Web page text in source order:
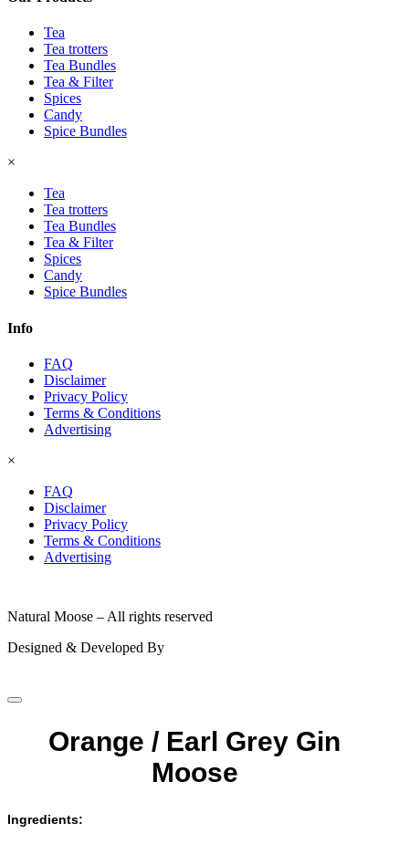
Tea
Tea trotters
Tea Bundles
Tea & Filter
Spices
Candy
Spice Bundles
×
Tea
Tea trotters
Tea Bundles
Tea & Filter
Spices
Candy
Spice Bundles
Info
FAQ
Disclaimer
Privacy Policy
Terms & Conditions
Advertising
×
FAQ
Disclaimer
Privacy Policy
Terms & Conditions
Advertising
Natural Moose – All rights reserved
Designed & Developed By
Orange / Earl Grey Gin
Moose
Ingredients: